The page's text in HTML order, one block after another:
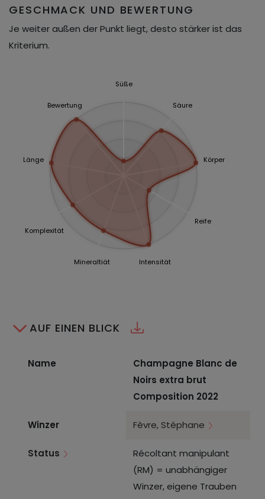
GESCHMACK UND BEWERTUNG
Je weiter außen der Punkt liegt, desto stärker ist das
Kriterium.
Süße
Säure
Körper
Reife
Intensität
Mineraltiät
Komplexität
Länge
Bewertung
AUF EINEN BLICK
Name
Champagne Blanc de
Noirs extra brut
Composition 2022
Winzer Fèvre, Stéphane
Status
Récoltant manipulant
(RM) = unabhängiger
Winzer, eigene Trauben